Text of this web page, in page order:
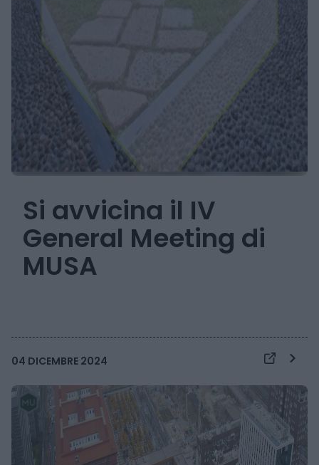
Si avvicina il IV
General Meeting di
MUSA
04 DICEMBRE 2024